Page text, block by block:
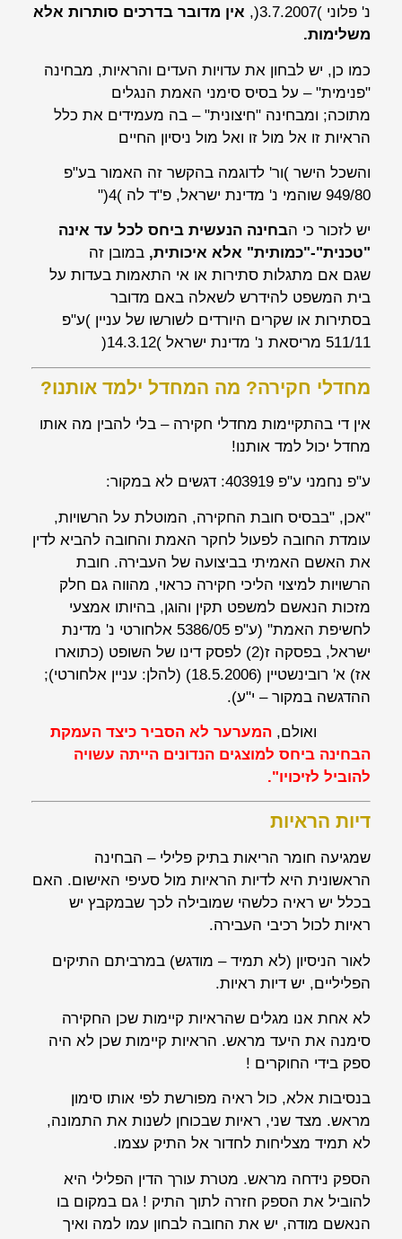
נ' פלוני )3.7.2007(,
אין מדובר בדרכים סותרות אלא
משלימות.
כמו כן, יש לבחון את עדויות העדים והראיות, מבחינה
"פנימית" – על בסיס סימני האמת הנגלים
מתוכה; ומבחינה "חיצונית" – בה מעמידים את כלל
הראיות זו אל מול זו ואל מול ניסיון החיים
והשכל הישר )ור' לדוגמה בהקשר זה האמור בע"פ
949/80 שוהמי נ' מדינת ישראל, פ"ד לה )4("
יש לזכור כי הבחינה הנעשית ביחס לכל עד אינה
"טכנית"-"כמותית" אלא איכותית, במובן זה
שגם אם מתגלות סתירות או אי התאמות בעדות על
בית המשפט להידרש לשאלה באם מדובר
בסתירות או שקרים היורדים לשורשו של עניין )ע"פ
511/11 מריסאת נ' מדינת ישראל )14.3.12(
מחדלי חקירה? מה המחדל ילמד אותנו?
אין די בהתקיימות מחדלי חקירה – בלי להבין מה אותו
מחדל יכול למד אותנו!
ע"פ נחמני ע"פ 403919: דגשים לא במקור:
"אכן, "בבסיס חובת החקירה, המוטלת על הרשויות,
עומדת החובה לפעול לחקר האמת והחובה להביא לדין
את האשם האמיתי בביצועה של העבירה. חובת
הרשויות למיצוי הליכי חקירה כראוי, מהווה גם חלק
מזכות הנאשם למשפט תקין והוגן, בהיותו אמצעי
לחשיפת האמת" (ע"פ 5386/05
אלחורטי נ' מדינת
ישראל
, בפסקה ז(2) לפסק דינו של השופט (כתוארו
אז) א' רובינשטיין (18.5.2006) (להלן: עניין אלחורטי);
ההדגשה במקור – י"ע).
ואולם, המערער לא הסביר כיצד העמקת
הבחינה ביחס למוצגים הנדונים הייתה עשויה
להוביל לזיכויו".
דיות הראיות
שמגיעה חומר הריאות בתיק פלילי – הבחינה
הראשונית היא לדיות הראיות מול סעיפי האישום. האם
בכלל יש ראיה כלשהי שמובילה לכך שבמקבץ יש
ראיות לכול רכיבי העבירה.
לאור הניסיון (לא תמיד – מודגש) במרביתם התיקים
הפליליים, יש דיות ראיות.
לא אחת אנו מגלים שהראיות קיימות שכן החקירה
סימנה את היעד מראש. הראיות קיימות שכן לא היה
ספק בידי החוקרים !
בנסיבות אלא, כול ראיה מפורשת לפי אותו סימון
מראש. מצד שני, ראיות שבכוחן לשנות את התמונה,
לא תמיד מצליחות לחדור אל התיק עצמו.
הספק נידחה מראש. מטרת עורך הדין הפלילי היא
להוביל את הספק חזרה לתוך התיק ! גם במקום בו
הנאשם מודה, יש את החובה לבחון עמו למה ואיך